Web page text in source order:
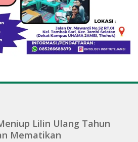
Lilin Ulang Tahun
Mematikan